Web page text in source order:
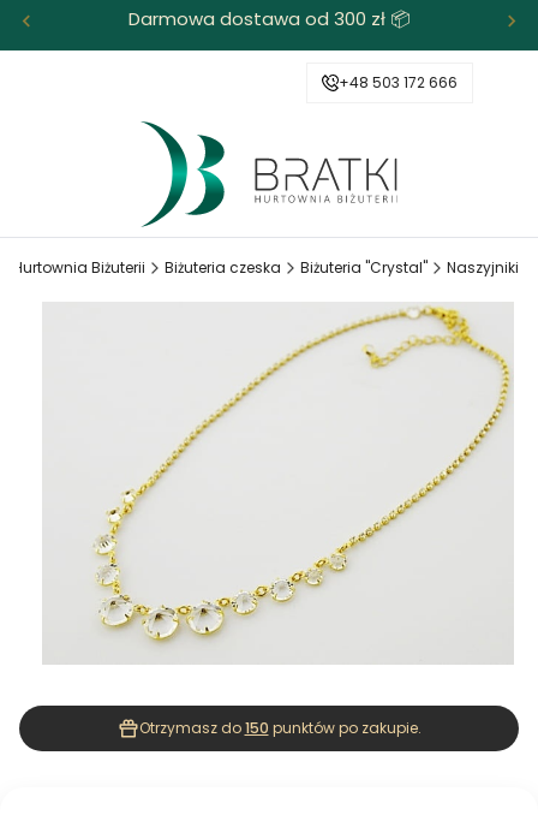
Darmowa dostawa od 300 zł 📦
+48 503 172 666
Hurtownia Biżuterii Biżuteria czeska Biżuteria "Crystal" Naszyjniki
Otrzymasz do150 punktów po zakupie.